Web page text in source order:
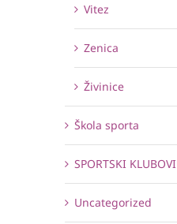
Vitez
Zenica
Živinice
Škola sporta
SPORTSKI KLUBOVI
Uncategorized